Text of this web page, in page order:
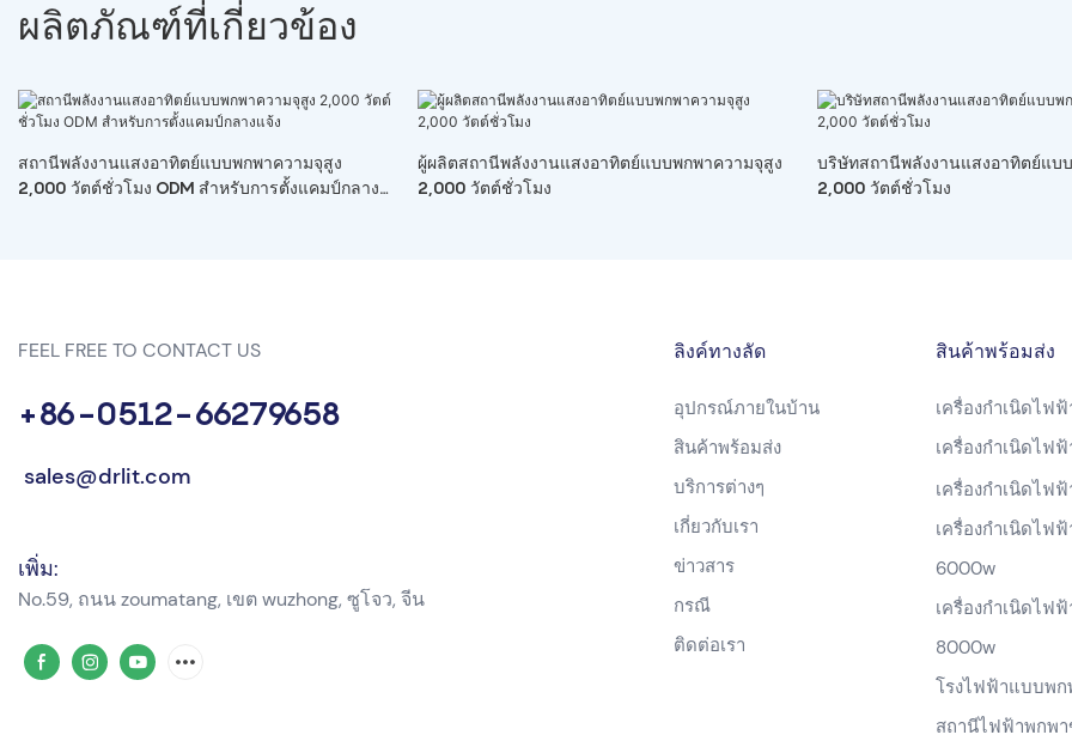
ผลิตภัณฑ์ที่เกี่ยวข้อง
สถานีพลังงานแสงอาทิตย์แบบพกพาความจุสูง
2,000 วัตต์ชั่วโมง ODM สำหรับการตั้งแคมป์กลาง
ผู้ผลิตสถานีพลังงานแสงอาทิตย์แบบพกพาความจุสูง
2,000 วัตต์ชั่วโมง
บริษัทสถานีพลังงานแสงอาทิตย์แบ
2,000 วัตต์ชั่วโมง
FEEL FREE TO CONTACT US
+86-0512-66279658
sales@drlit.com
เพิ่ม:
No.59, ถนน zoumatang, เขต wuzhong, ซูโจว, จีน
ลิงค์ทางลัด
อุปกรณ์ภายในบ้าน
สินค้าพร้อมส่ง
บริการต่างๆ
เกี่ยวกับเรา
ข่าวสาร
กรณี
ติดต่อเรา
สินค้าพร้อมส่ง
เครื่องกำเนิดไฟ
เครื่องกำเนิดไฟ
เครื่องกำเนิดไฟ
เครื่องกำเนิดไฟฟ้
6000w
เครื่องกำเนิดไฟฟ้
8000w
โรงไฟฟ้าแบบพก
สถานีไฟฟ้าพกพ